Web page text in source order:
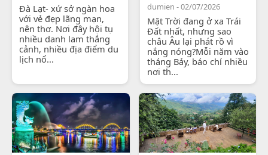
Đà Lạt- xứ sở ngàn hoa
với vẻ đẹp lãng mạn,
nên thơ. Nơi đây hội tụ
nhiều danh lam thắng
cảnh, nhiều địa điểm du
lịch nổ...
dumien - 02/07/2026
Mặt Trời đang ở xa Trái
Đất nhất, nhưng sao
châu Âu lại phát rồ vì
nắng nóng?Mỗi năm vào
tháng Bảy, báo chí nhiều
nơi th...